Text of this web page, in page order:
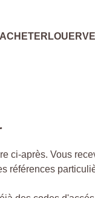
ACHETER LOUER
ci-après. Vous
références